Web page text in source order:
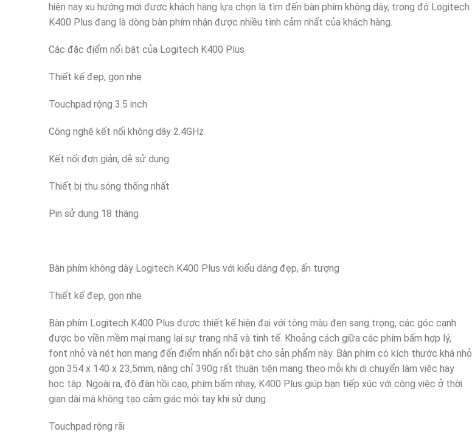
hiện nay xu hướng mới được khách hàng lựa chọn là tìm đến bàn phím không dây, trong đó Logitech
K400 Plus đang là dòng bàn phím nhận được nhiều tình cảm nhất của khách hàng.
Các đặc điểm nổi bật của Logitech K400 Plus
Thiết kế đẹp, gọn nhẹ
Touchpad rộng 3.5 inch
Công nghệ kết nối không dây 2.4GHz
Kết nối đơn giản, dễ sử dụng
Thiết bị thu sóng thống nhất
Pin sử dụng 18 tháng
Bàn phím không dây Logitech K400 Plus với kiểu dáng đẹp, ấn tượng
Thiết kế đẹp, gọn nhẹ
Bàn phím Logitech K400 Plus được thiết kế hiện đại với tông màu đen sang trọng, các góc cạnh
được bo viền mềm mại mang lại sự trang nhã và tinh tế. Khoảng cách giữa các phím bấm hợp lý,
font nhỏ và nét hơn mang đến điểm nhấn nổi bật cho sản phẩm này. Bàn phím có kích thước khá nhỏ
gọn 354 x 140 x 23,5mm, nặng chỉ 390g rất thuận tiện mang theo mỗi khi di chuyển làm việc hay
học tập. Ngoài ra, độ đàn hồi cao, phím bấm nhạy, K400 Plus giúp bạn tiếp xúc với công việc ở thời
gian dài mà không tạo cảm giác mỏi tay khi sử dụng.
Touchpad rộng rãi